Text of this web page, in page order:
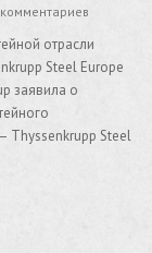
отрасли
Steel Europe
заявила о
Thyssenkrupp Steel